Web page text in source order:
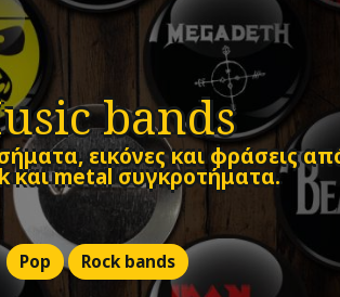
bands
εικόνες και φράσεις
και metal συγκροτήματα.
Pop Rock bands